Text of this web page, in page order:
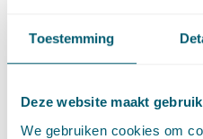
Toestemming
Deze website maakt
We gebruiken cookies om
betaald voor de inzameling
verpakkingen (blikjes) en
Producenten van textiel
daarnaast een eigen